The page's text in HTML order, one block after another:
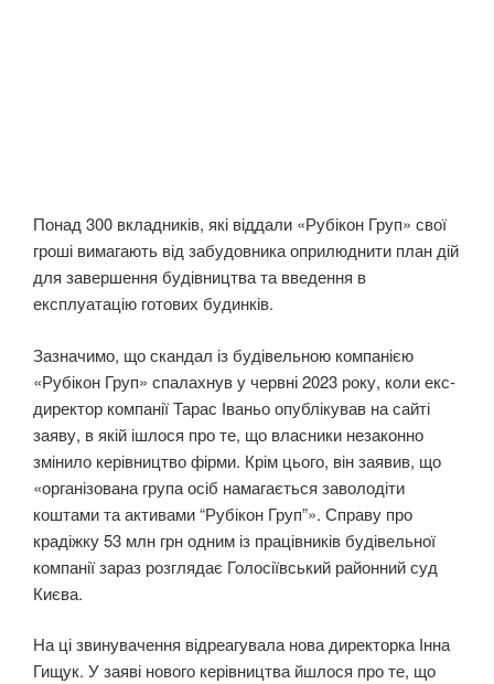
Понад 300 вкладників, які віддали «Рубікон Груп» свої
гроші вимагають від забудовника оприлюднити план дій
для завершення будівництва та введення в
експлуатацію готових будинків.
Зазначимо, що скандал із будівельною компанією
«Рубікон Груп» спалахнув у червні 2023 року, коли екс-
директор компанії Тарас Іваньо опублікував на сайті
заяву, в якій ішлося про те, що власники незаконно
змінило керівництво фірми. Крім цього, він заявив, що
«організована група осіб намагається заволодіти
коштами та активами “Рубікон Груп”». Справу про
крадіжку 53 млн грн одним із працівників будівельної
компанії зараз розглядає Голосіївський районний суд
Києва.
На ці звинувачення відреагувала нова директорка Інна
Гищук. У заяві нового керівництва йшлося про те, що